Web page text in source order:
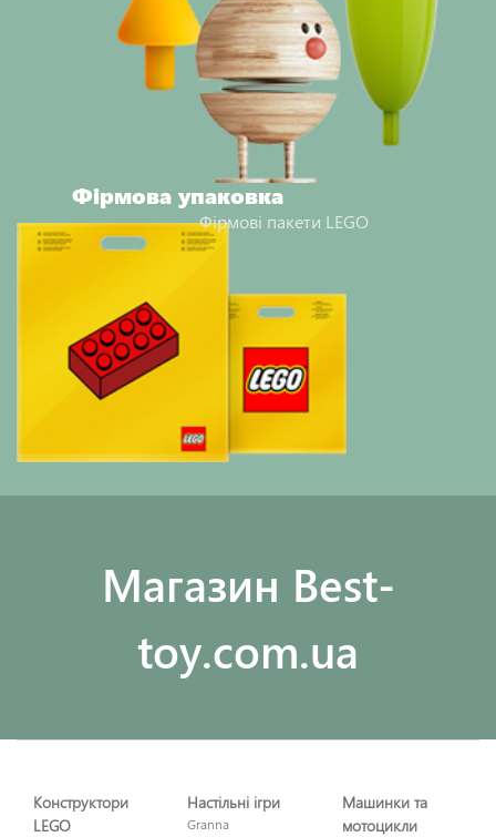
Фірмова упаковка
Фірмові пакети LEGO
Maгазин Best-
toy.com.ua
Конструктори
LEGO
Настільні ігри
Granna
Машинки та
мотоцикли